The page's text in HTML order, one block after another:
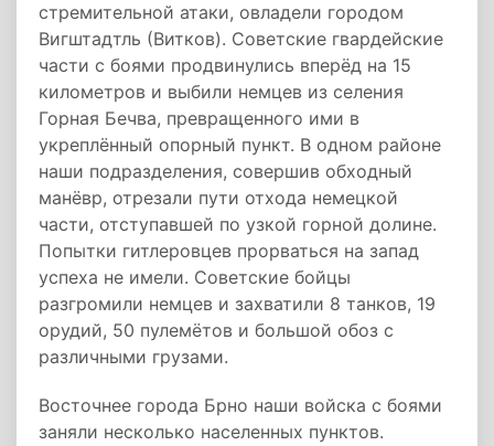
стремительной атаки, овладели городом
Вигштадтль (Витков). Советские гвардейские
части с боями продвинулись вперёд на 15
километров и выбили немцев из селения
Горная Бечва, превращенного ими в
укреплённый опорный пункт. В одном районе
наши подразделения, совершив обходный
манёвр, отрезали пути отхода немецкой
части, отступавшей по узкой горной долине.
Попытки гитлеровцев прорваться на запад
успеха не имели. Советские бойцы
разгромили немцев и захватили 8 танков, 19
орудий, 50 пулемётов и большой обоз с
различными грузами.
Восточнее города Брно наши войска с боями
заняли несколько населенных пунктов.